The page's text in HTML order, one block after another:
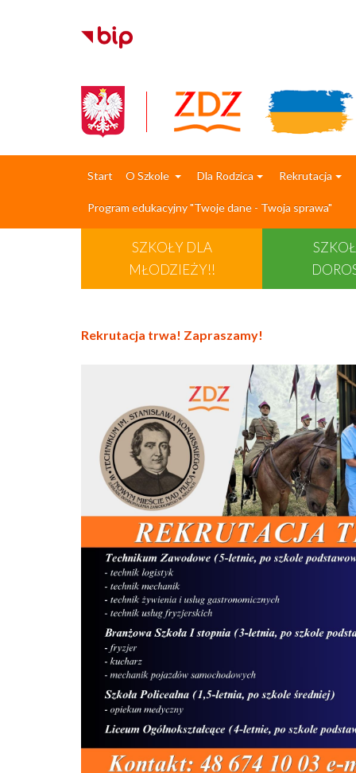
Start O Szkole Dla Rodzica Rekrutacja
Program edukacyjny "Twoje dane - Twoja sprawa"
SZKOŁY DLA
MŁODZIEŻY!!
Rekrutacja trwa! Zapraszamy!